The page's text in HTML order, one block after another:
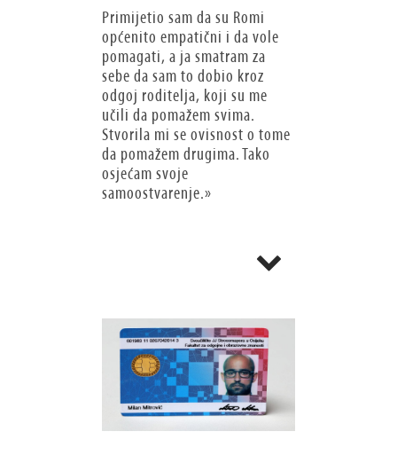
Primijetio sam da su Romi
općenito empatični i da vole
pomagati, a ja smatram za
sebe da sam to dobio kroz
odgoj roditelja, koji su me
učili da pomažem svima.
Stvorila mi se ovisnost o tome
da pomažem drugima. Tako
osjećam svoje
samoostvarenje.»